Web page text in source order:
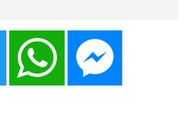
Twitter WhatsApp